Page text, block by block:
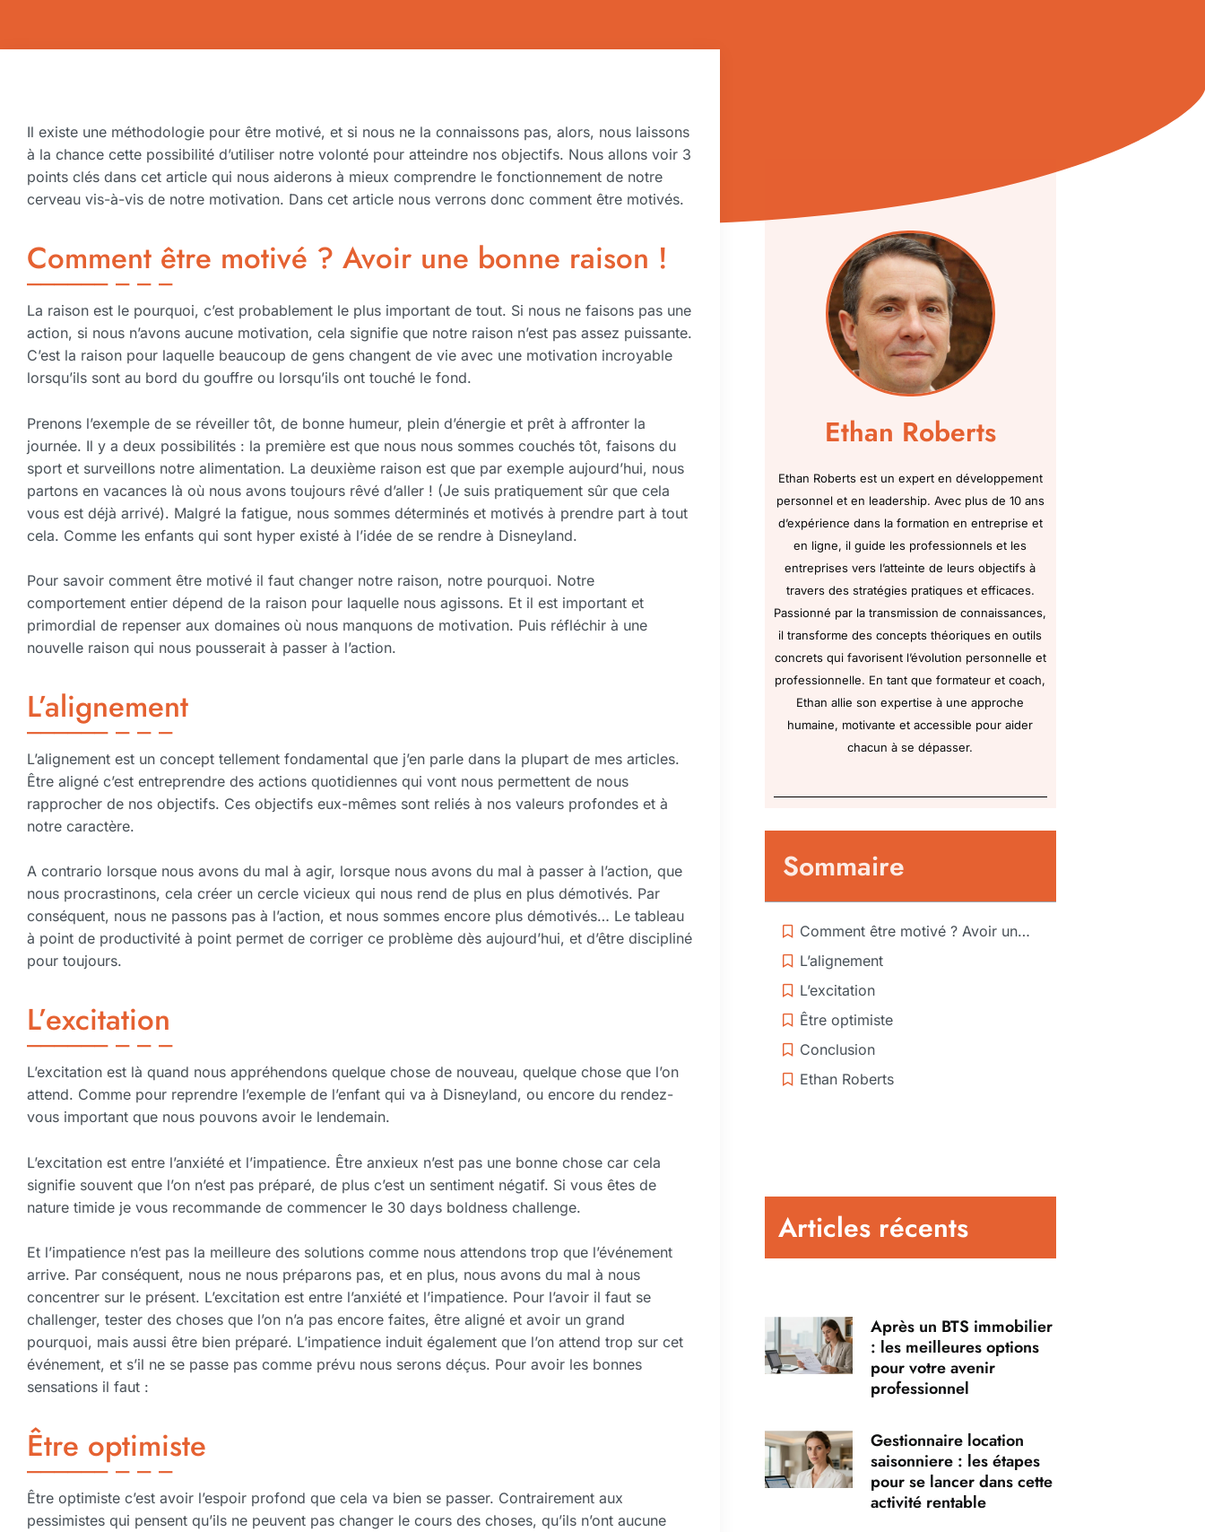
Il existe une méthodologie pour être motivé, et si nous ne la connaissons pas, alors, nous laissons
à la chance cette possibilité d’utiliser notre volonté pour atteindre nos objectifs. Nous allons voir 3
points clés dans cet article qui nous aiderons à mieux comprendre le fonctionnement de notre
cerveau vis-à-vis de notre motivation. Dans cet article nous verrons donc comment être motivés.
Comment être motivé ? Avoir une bonne raison !
La raison est le pourquoi, c’est probablement le plus important de tout. Si nous ne faisons pas une
action, si nous n’avons aucune motivation, cela signifie que notre raison n’est pas assez puissante.
C’est la raison pour laquelle beaucoup de gens changent de vie avec une motivation incroyable
lorsqu’ils sont au bord du gouffre ou lorsqu’ils ont touché le fond.
Prenons l’exemple de se réveiller tôt, de bonne humeur, plein d’énergie et prêt à affronter la
journée. Il y a deux possibilités : la première est que nous nous sommes couchés tôt, faisons du
sport et surveillons notre alimentation. La deuxième raison est que par exemple aujourd’hui, nous
partons en vacances là où nous avons toujours rêvé d’aller ! (Je suis pratiquement sûr que cela
vous est déjà arrivé). Malgré la fatigue, nous sommes déterminés et motivés à prendre part à tout
cela. Comme les enfants qui sont hyper existé à l’idée de se rendre à Disneyland.
Pour savoir comment être motivé il faut changer notre raison, notre pourquoi. Notre
comportement entier dépend de la raison pour laquelle nous agissons. Et il est important et
primordial de repenser aux domaines où nous manquons de motivation. Puis réfléchir à une
nouvelle raison qui nous pousserait à passer à l’action.
L’alignement
L’alignement est un concept tellement fondamental que j’en parle dans la plupart de mes articles.
Être aligné c’est entreprendre des actions quotidiennes qui vont nous permettent de nous
rapprocher de nos objectifs. Ces objectifs eux-mêmes sont reliés à nos valeurs profondes et à
notre caractère.
A contrario lorsque nous avons du mal à agir, lorsque nous avons du mal à passer à l’action, que
nous procrastinons, cela créer un cercle vicieux qui nous rend de plus en plus démotivés. Par
conséquent, nous ne passons pas à l’action, et nous sommes encore plus démotivés… Le tableau
à point de productivité à point permet de corriger ce problème dès aujourd’hui, et d’être discipliné
pour toujours.
L’excitation
L’excitation est là quand nous appréhendons quelque chose de nouveau, quelque chose que l’on
attend. Comme pour reprendre l’exemple de l’enfant qui va à Disneyland, ou encore du rendez-
vous important que nous pouvons avoir le lendemain.
L’excitation est entre l’anxiété et l’impatience. Être anxieux n’est pas une bonne chose car cela
signifie souvent que l’on n’est pas préparé, de plus c’est un sentiment négatif. Si vous êtes de
nature timide je vous recommande de commencer le 30 days boldness challenge.
Et l’impatience n’est pas la meilleure des solutions comme nous attendons trop que l’événement
arrive. Par conséquent, nous ne nous préparons pas, et en plus, nous avons du mal à nous
concentrer sur le présent. L’excitation est entre l’anxiété et l’impatience. Pour l’avoir il faut se
challenger, tester des choses que l’on n’a pas encore faites, être aligné et avoir un grand
pourquoi, mais aussi être bien préparé. L’impatience induit également que l’on attend trop sur cet
événement, et s’il ne se passe pas comme prévu nous serons déçus. Pour avoir les bonnes
sensations il faut :
Être optimiste
Être optimiste c’est avoir l’espoir profond que cela va bien se passer. Contrairement aux
pessimistes qui pensent qu’ils ne peuvent pas changer le cours des choses, qu’ils n’ont aucune
Ethan Roberts
Ethan Roberts est un expert en développement
personnel et en leadership. Avec plus de 10 ans
d’expérience dans la formation en entreprise et
en ligne, il guide les professionnels et les
entreprises vers l’atteinte de leurs objectifs à
travers des stratégies pratiques et efficaces.
Passionné par la transmission de connaissances,
il transforme des concepts théoriques en outils
concrets qui favorisent l’évolution personnelle et
professionnelle. En tant que formateur et coach,
Ethan allie son expertise à une approche
humaine, motivante et accessible pour aider
chacun à se dépasser.
Sommaire
Comment être motivé ? Avoir une bonne raison !
L’alignement
L’excitation
Être optimiste
Conclusion
Ethan Roberts
Articles récents
Après un BTS immobilier
: les meilleures options
pour votre avenir
professionnel
Gestionnaire location
saisonniere : les étapes
pour se lancer dans cette
activité rentable